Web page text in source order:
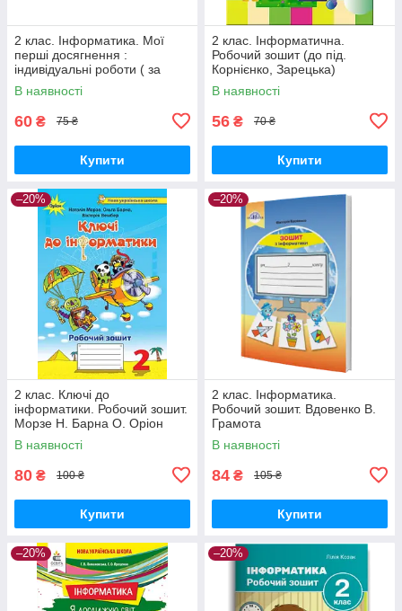
2 клас. Інформатика. Мої
перші досягнення :
індивідуальні роботи ( за
програмою Шияна) Антонова
О. ПіП
В наявності
60 ₴ 75 ₴
Купити
2 клас. Інформатична.
Робочий зошит (до під.
Корнієнко, Зарецька)
Антонова О.П. Генеза
В наявності
56 ₴ 70 ₴
Купити
–20%
2 клас. Ключі до
інформатики. Робочий зошит.
Морзе Н. Барна О. Оріон
В наявності
80 ₴ 100 ₴
Купити
–20%
2 клас. Інформатика.
Робочий зошит. Вдовенко В.
Грамота
В наявності
84 ₴ 105 ₴
Купити
–20% –20%